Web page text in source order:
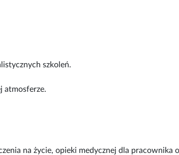
szkoleń.
atmosferze.
na życie, opieki medycznej dla pracownika